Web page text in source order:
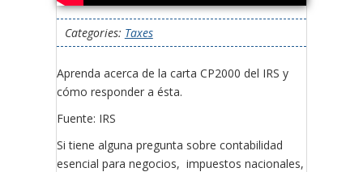
Categories: Taxes
Aprenda acerca de la carta CP2000 del IRS y
cómo responder a ésta.
Fuente: IRS
Si tiene alguna pregunta sobre contabilidad
esencial para negocios, impuestos nacionales,